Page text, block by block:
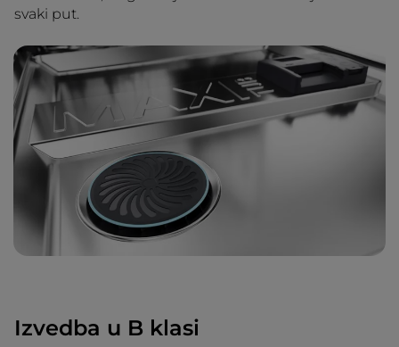
svaki put.
Izvedba u B klasi